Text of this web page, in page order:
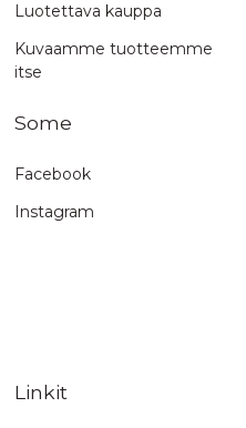
Luotettava kauppa
Kuvaamme tuotteemme
itse
Some
Facebook
Instagram
Linkit